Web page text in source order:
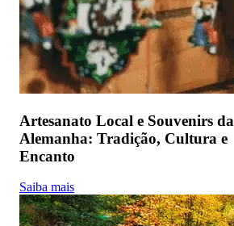
Artesanato Local e Souvenirs da
Alemanha: Tradição, Cultura e
Encanto
Saiba mais